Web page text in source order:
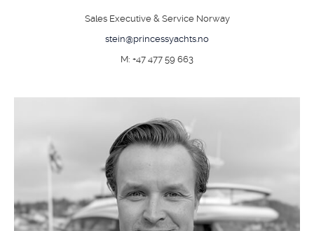
Sales Executive & Service Norway
stein@princessyachts.no
M: +47 477 59 663